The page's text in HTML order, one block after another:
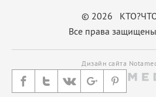
© 2026
Все права
Дизайн сайта